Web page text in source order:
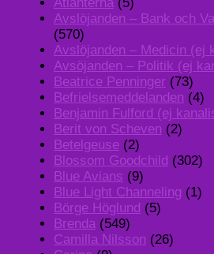
Avslöjanden – Bank och
(570)
Avslöjanden – Medicin (ej
Avsöjanden – Politik (ej
Beatrice Penninger (73)
Befrielsemeddelanden (4)
Benjamin Fulford (ej
Berit von Scheven (2)
Betelgeuse (2)
Blossom Goodchild (302)
Blue Avians (9)
Blue Light Channeling (1)
Börge Höglund (5)
Brenda (549)
Camilla Nilsson (26)